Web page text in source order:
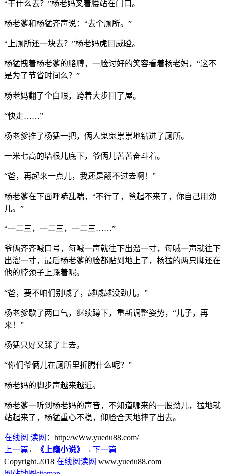
“干什么去？”杨老妈叉着腰站在门口。
杨老爹和杨猛齐声说：“去个厕所。”
“上厕所还一块去？”杨老妈虎目威瞪。
杨猛拽着杨老爹的胳膊，一脸讨好的笑容看着杨老妈，“这不
是为了节省时间么？”
杨老妈翻了个白眼，跨着大步回了屋。
“快走……”
杨老爹推了杨猛一把，俩人鬼鬼祟祟地钻进了厕所。
一米七高的墙根儿底下，爷俩儿苦苦奋斗着。
“爸，再起来一点儿，我还是翻不过去啊！”
杨老爹在下面呼哧乱喘，“不行了，爸起不来了，你自己用劲
儿。”
“一二三，一二三，一二三……”
爷俩齐齐喊口号，每喊一声就往下出溜一寸，每喊一声就往下
出溜一寸，最后杨老爹的脸都贴到地上了，杨猛的两只脚还在
他的脖颈子上踩着呢。
“爸，要不咱们别喊了，越喊越没劲儿。”
杨老爹歇了两口气，继续蹲下，重新调整姿势，“儿子，再
来！”
杨猛只好又踩了上去。
“你们爷俩儿在厕所里折腾什么呢？”
杨老妈的脚步声越来越近。
杨老爹一听到杨老妈的声音，不知道哪来的一股劲儿，猛地就
站起来了，杨猛重心不稳，仰脸合天地摔了出去。
在线阅 读网 ：http://wWw.yuedu88.com/
上一篇 ← 《上瘾小说》 →下一篇
Copyright.2018 在线阅读网 www.yuedu88.com